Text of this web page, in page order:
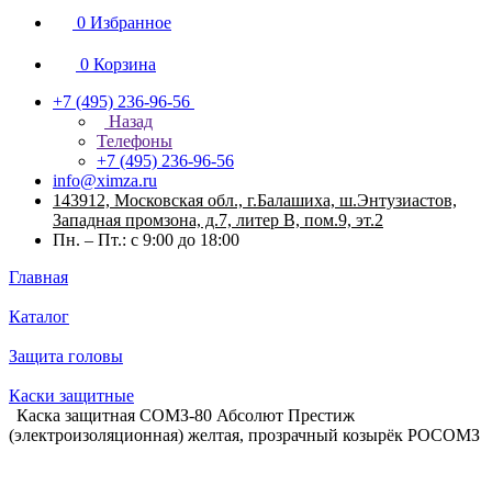
0 Избранное
0 Корзина
+7 (495) 236-96-56
Назад
Телефоны
+7 (495) 236-96-56
info@ximza.ru
143912, Московская обл., г.Балашиха, ш.Энтузиастов,
Западная промзона, д.7, литер В, пом.9, эт.2
Пн. – Пт.: с 9:00 до 18:00
Главная
Каталог
Защита головы
Каски защитные
Каска защитная СОМЗ-80 Абсолют Престиж
(электроизоляционная) желтая, прозрачный козырёк РОСОМЗ